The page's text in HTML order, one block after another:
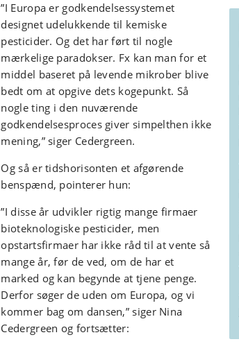
”I Europa er godkendelsessystemet
designet udelukkende til kemiske
pesticider. Og det har ført til nogle
mærkelige paradokser. Fx kan man for et
middel baseret på levende mikrober blive
bedt om at opgive dets kogepunkt. Så
nogle ting i den nuværende
godkendelsesproces giver simpelthen ikke
mening,” siger Cedergreen.
Og så er tidshorisonten et afgørende
benspænd, pointerer hun:
”I disse år udvikler rigtig mange firmaer
bioteknologiske pesticider, men
opstartsfirmaer har ikke råd til at vente så
mange år, før de ved, om de har et
marked og kan begynde at tjene penge.
Derfor søger de uden om Europa, og vi
kommer bag om dansen,” siger Nina
Cedergreen og fortsætter: